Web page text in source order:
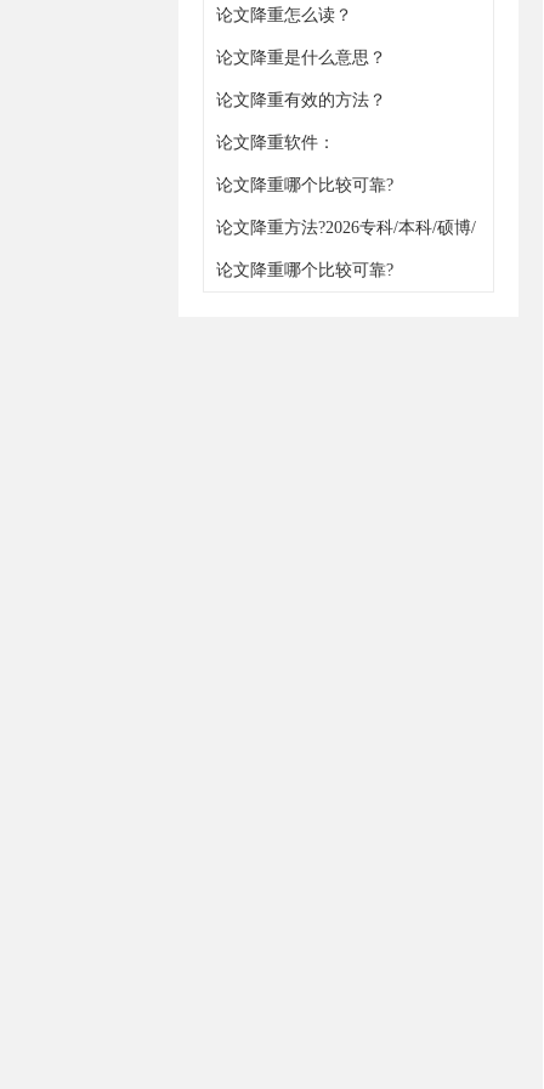
论文降重怎么读？
论文降重是什么意思？
论文降重有效的方法？
论文降重软件：
https://www.gxjiangchong.com/jiangchong/
论文降重哪个比较可靠?
论文降重方法?2026专科/本科/硕博/
职称通用
论文降重哪个比较可靠?